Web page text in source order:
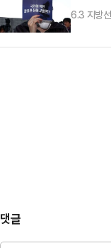
6.3 지방
댓글